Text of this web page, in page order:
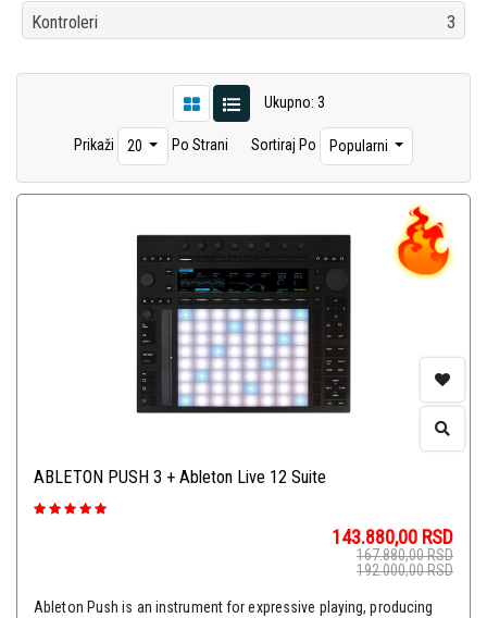
Kontroleri 3
Ukupno: 3
Prikaži 20 Po Strani Sortiraj Po Popularni
ABLETON PUSH 3 + Ableton Live 12 Suite
143.880,00 RSD
167.880,00RSD
192.000,00RSD
Ableton Push is an instrument for expressive playing, producing